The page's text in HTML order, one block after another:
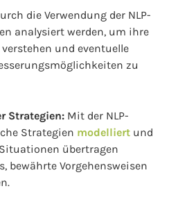
die Verwendung der NLP-
analysiert werden, um ihre
und eventuelle
zu
Strategien: Mit der NLP-
Strategien modelliert und
übertragen
bewährte Vorgehensweisen